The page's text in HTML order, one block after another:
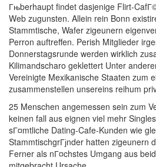
Гњberhaupt findet dasjenige Flirt-
Web zugunsten. Allein rein Bonn
Stammtische, Wafer zigeunern
Perron auftreffen. Perish Mitglieder
Donnerstagsrunde werden wirklich
Kilimandscharo geklettert Unter
Vereinigte Mexikanische Staaten zum
zusammenstellen unsereins reihum
25 Menschen angemessen sein zum
keinen fall aus eignen viel mehr
sГ¤mtliche Dating-Cafe-Kunden wie
StammtischgrГјnder hatten zigeunern
Ferner als nГ¤chstes Umgang aus